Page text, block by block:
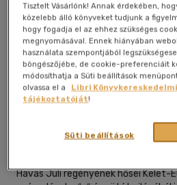
Beleolvasok Kívánságlistához
(2 vélemény)
Kalligram Kiadó|2024|magyar
Havas Juli regényének hősei Kelet-
Tisztelt Vásárlónk! Annak érdekében,
közelebb álló könyveket tudjunk a
hogy fogadja el az ehhez szükséges
megnyomásával. Ennek hiányában
használata szempontjából
böngészőjébe, de cookie-preferenciáit
módosíthatja a Süti beállítások
olvassa el a
Libri
tájékoztatóját!
Süti beállítások